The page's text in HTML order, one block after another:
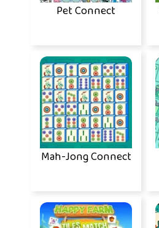
Pet Connect
Mah-Jong Connect